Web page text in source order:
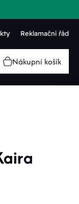
Reklamační řád
Nákupní košík